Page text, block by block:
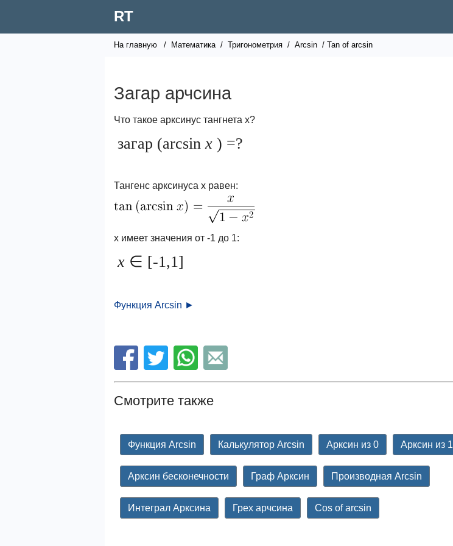
RT
На главную / Математика / Тригонометрия / Arcsin / Tan of arcsin
Загар арчсина
Что такое арксинус тангнета x?
загар (arcsinx ) =?
Тангенс арксинуса x равен:
x имеет значения от -1 до 1:
x ∈ [-1,1]
Функция Arcsin ►
Смотрите также
Функция Arcsin Калькулятор Arcsin Арксин из 0 Арксин из 1
Арксин бесконечности Граф Арксин Производная Arcsin
Интеграл Арксина Грех арчсина Cos of arcsin